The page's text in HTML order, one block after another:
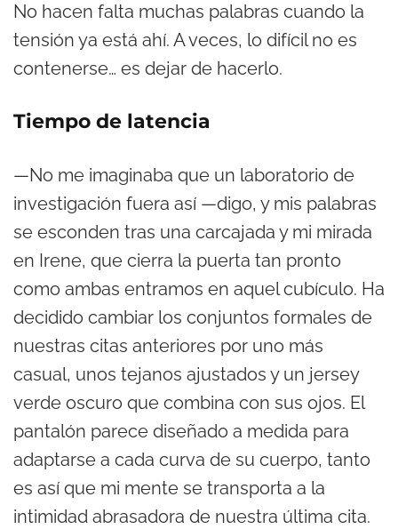
No hacen falta muchas palabras cuando la
tensión ya está ahí. A veces, lo difícil no es
contenerse… es dejar de hacerlo.
Tiempo de latencia
—No me imaginaba que un laboratorio de
investigación fuera así —digo, y mis palabras
se esconden tras una carcajada y mi mirada
en Irene, que cierra la puerta tan pronto
como ambas entramos en aquel cubículo. Ha
decidido cambiar los conjuntos formales de
nuestras citas anteriores por uno más
casual, unos tejanos ajustados y un jersey
verde oscuro que combina con sus ojos. El
pantalón parece diseñado a medida para
adaptarse a cada curva de su cuerpo, tanto
es así que mi mente se transporta a la
intimidad abrasadora de nuestra última cita.